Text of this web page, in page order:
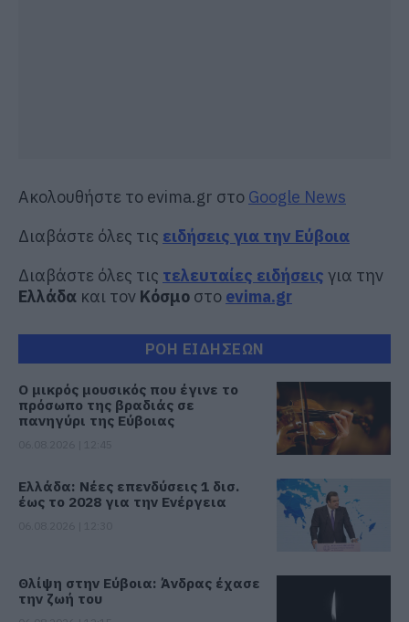
Ακολουθήστε το evima.gr στο Google News
Διαβάστε όλες τις ειδήσεις για την Εύβοια
Διαβάστε όλες τις τελευταίες ειδήσεις για την
Ελλάδα και τον Κόσμο στο evima.gr
ΡΟΗ ΕΙΔΗΣΕΩΝ
Ο μικρός μουσικός που έγινε το
πρόσωπο της βραδιάς σε
πανηγύρι της Εύβοιας
Ελλάδα: Νέες επενδύσεις 1 δισ.
έως το 2028 για την Ενέργεια
Θλίψη στην Εύβοια: Άνδρας έχασε
την ζωή του